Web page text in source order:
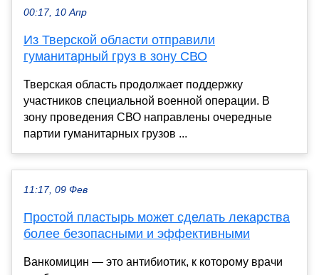
00:17, 10 Апр
Из Тверской области отправили
гуманитарный груз в зону СВО
Тверская область продолжает поддержку
участников специальной военной операции. В
зону проведения СВО направлены очередные
партии гуманитарных грузов ...
11:17, 09 Фев
Простой пластырь может сделать лекарства
более безопасными и эффективными
Ванкомицин — это антибиотик, к которому врачи